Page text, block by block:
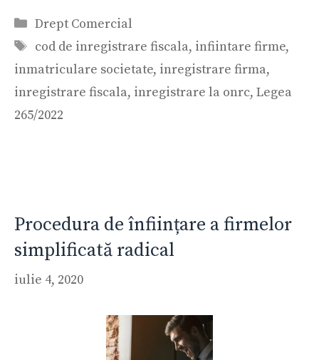
Categorii
Drept Comercial
Etichete
cod de inregistrare fiscala, infiintare firme,
inmatriculare societate, inregistrare firma,
inregistrare fiscala, inregistrare la onrc, Legea
265/2022
Procedura de înființare a firmelor
simplificată radical
iulie 4, 2020